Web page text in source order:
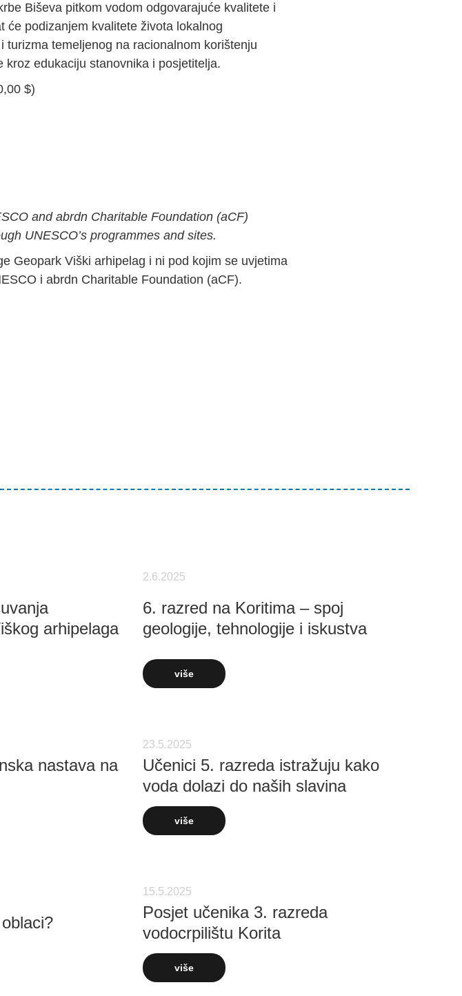
Biševa pitkom vodom odgovarajuće kvalitete i
će podizanjem kvalitete života lokalnog
temeljenog na racionalnom korištenju
edukaciju stanovnika i posjetitelja.
$)
and abrdn Charitable Foundation (aCF)
UNESCO’s programmes and sites.
Geopark Viški arhipelag i ni pod kojim se uvjetima
i abrdn Charitable Foundation (aCF).
arhipelaga
2.6.2025
6. razred na Koritima – spoj
geologije, tehnologije i iskustva
više
nastava na
23.5.2025
Učenici 5. razreda istražuju kako
voda dolazi do naših slavina
više
15.5.2025
Posjet učenika 3. razreda
vodocrpilištu Korita
više